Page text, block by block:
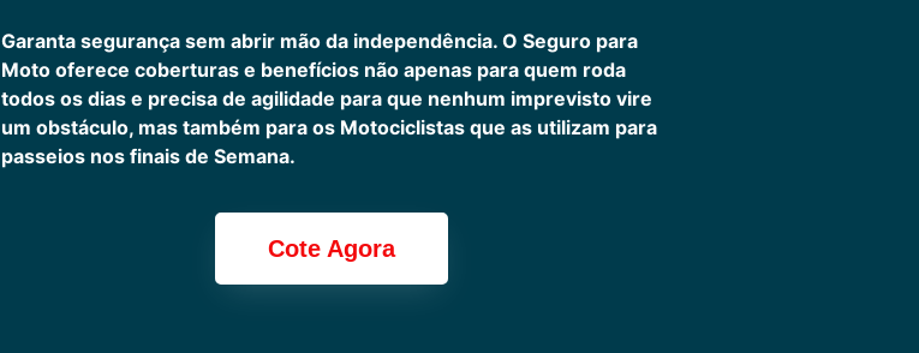
Garanta segurança sem abrir mão da independência. O Seguro para
Moto oferece coberturas e benefícios não apenas para quem roda
todos os dias e precisa de agilidade para que nenhum imprevisto vire
um obstáculo, mas também para os Motociclistas que as utilizam para
passeios nos finais de Semana.
Cote Agora